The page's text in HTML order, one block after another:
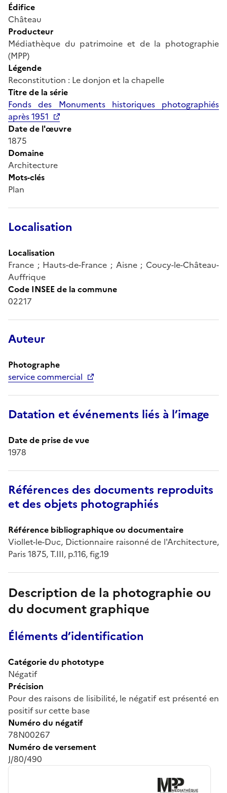
Édifice
Château
Producteur
Médiathèque du patrimoine et de la photographie
(MPP)
Légende
Reconstitution : Le donjon et la chapelle
Titre de la série
Fonds des Monuments historiques photographiés
après 1951
Date de l'œuvre
1875
Domaine
Architecture
Mots-clés
Plan
Localisation
Localisation
France ; Hauts-de-France ; Aisne ; Coucy-le-Château-
Auffrique
Code INSEE de la commune
02217
Auteur
Photographe
service commercial
Datation et événements liés à l’image
Date de prise de vue
1978
Références des documents reproduits
et des objets photographiés
Référence bibliographique ou documentaire
Viollet-le-Duc, Dictionnaire raisonné de l'Architecture,
Paris 1875, T.III, p.116, fig.19
Description de la photographie ou
du document graphique
Éléments d’identification
Catégorie du phototype
Négatif
Précision
Pour des raisons de lisibilité, le négatif est présenté en
positif sur cette base
Numéro du négatif
78N00267
Numéro de versement
J/80/490